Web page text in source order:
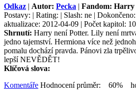
Odkaz | Autor: Pecka | Fandom: Harry
Postavy: | Rating: | Slash: ne |
aktualizace: 2012-04-09 | Počet kapitol: 10
Shrnutí: Harry není Potter. Lily není
jedno tajemství. Hermiona více než
pomalu dochází pravda. Pánovi zla
lepší NEVĚDĚT!
Klíčová slova:
Komentáře Hodnocení průměr: 60%